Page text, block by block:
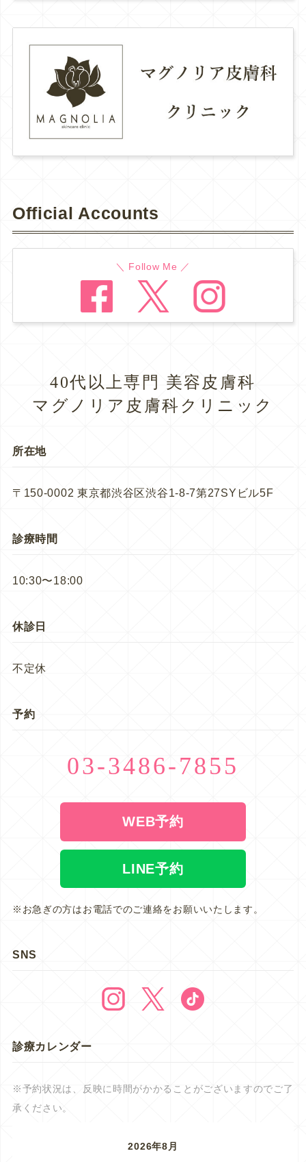
Official Accounts
＼ Follow Me ／
40代以上専門 美容皮膚科
マグノリア皮膚科クリニック
所在地
〒150-0002 東京都渋谷区渋谷1-8-7第27SYビル5F
診療時間
10:30〜18:00
休診日
不定休
予約
03-3486-7855
WEB予約
LINE予約
※お急ぎの方はお電話でのご連絡をお願いいたします。
SNS
診療カレンダー
※予約状況は、反映に時間がかかることがございますのでご了
承ください。
2026年8月